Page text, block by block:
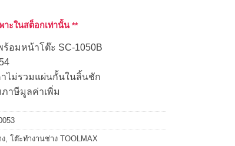
าะในสต็อกเท่านั้น **
ร้อมหน้าโต๊ะ SC-1050B
าไม่รวมแผ่นกั้นในลิ้นชัก
าษีมูลค่าเพิ่ม
, โต๊ะทำงานช่าง TOOLMAX